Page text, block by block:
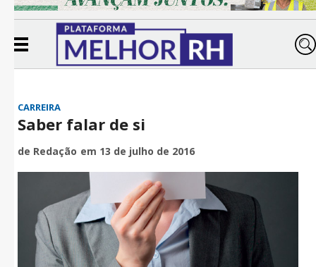
CARREIRA
Saber falar de si
de Redação em 13 de julho de 2016